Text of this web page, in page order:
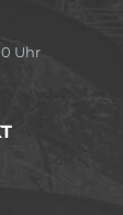
Uhr